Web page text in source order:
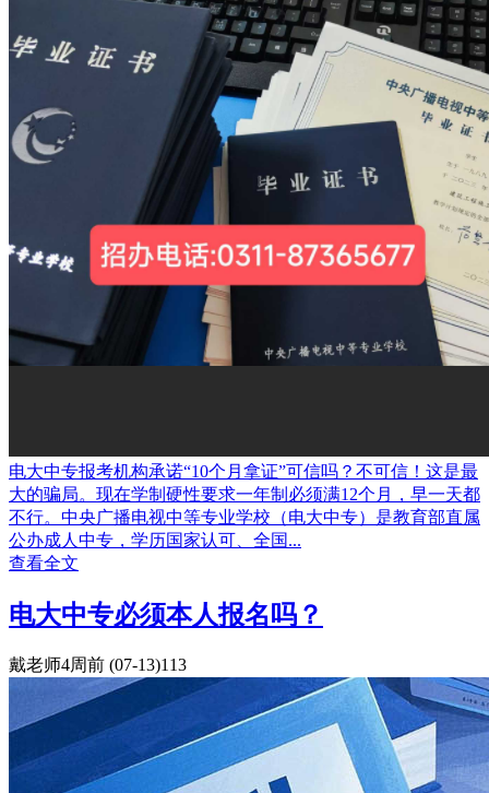
电大中专报考机构承诺“10个月拿证”可信吗？不可信！这是最
大的骗局。现在学制硬性要求一年制必须满12个月，早一天都
不行。中央广播电视中等专业学校（电大中专）是教育部直属
公办成人中专，学历国家认可、全国...
查看全文
电大中专必须本人报名吗？
戴老师4周前 (07-13)113